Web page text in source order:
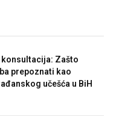
Zašto
prepoznati kao
učešća u BiH